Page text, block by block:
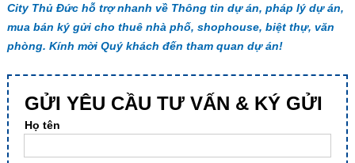
City Thủ Đức hỗ trợ nhanh về Thông tin dự án, pháp lý dự án,
mua bán ký gửi cho thuê nhà phố, shophouse, biệt thự, văn
phòng. Kính mời Quý khách đến tham quan dự án!
GỬI YÊU CẦU TƯ VẤN & KÝ GỬI
Họ tên